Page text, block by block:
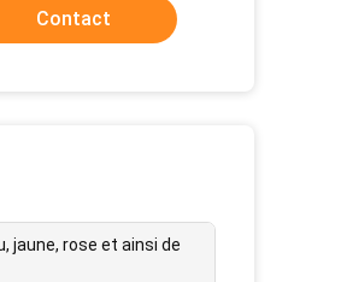
Contact
jaune, rose et ainsi de